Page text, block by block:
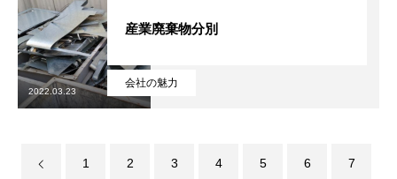
会社の魅力
産業廃棄物分別
2022.03.23
1 2 3 4 5 6 7